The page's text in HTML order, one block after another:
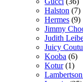
Halston (7)
Hermes (9)
Jimmy
Judith
Juicy
Kooba (6)
Kotur(1)